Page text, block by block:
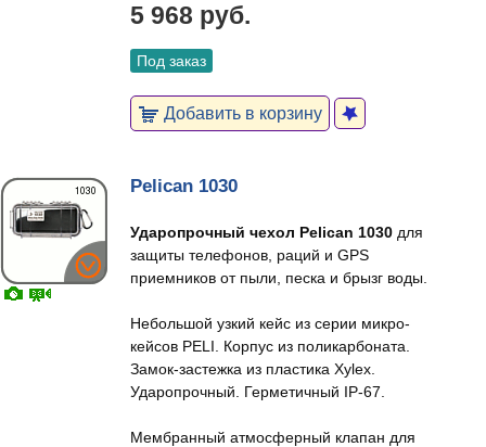
5 968 руб.
Под заказ
Добавить в корзину
Pelican 1030
Ударопрочный чехол Pelican 1030 для
защиты телефонов, раций и GPS
приемников от пыли, песка и брызг воды.
Небольшой узкий кейс из серии микро-
кейсов PELI. Корпус из поликарбоната.
Замок-застежка из пластика Xylex.
Ударопрочный. Герметичный IP-67.
Мембранный атмосферный клапан для